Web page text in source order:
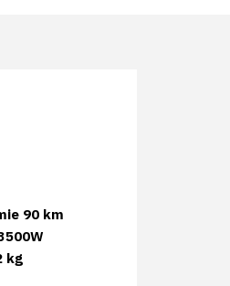
90 km
kg